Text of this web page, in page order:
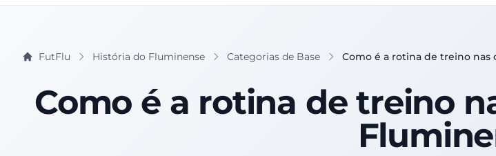
FutFlu História do Fluminense Categorias de Base Como é a rotina de treino nas
Como é a rotina de treino